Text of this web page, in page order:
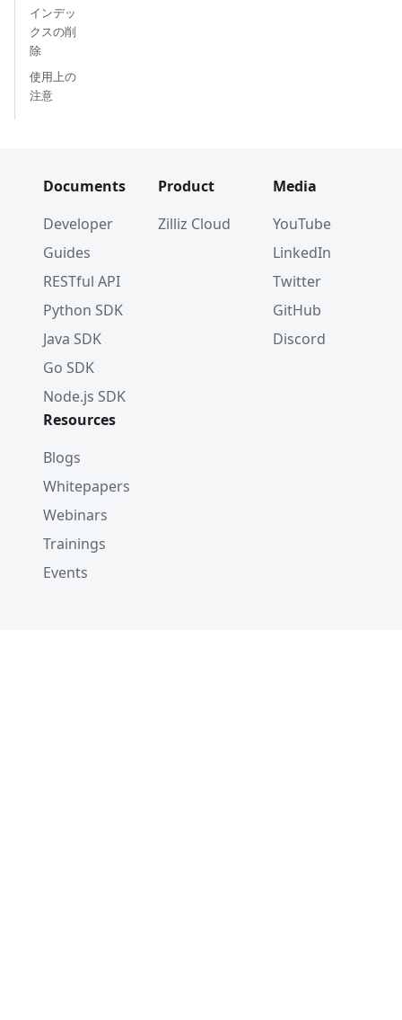
インデッ
クスの削
除
使用上の
注意
Documents
Developer
Guides
RESTful API
Python SDK
Java SDK
Go SDK
Node.js SDK
Product
Zilliz Cloud
Media
YouTube
LinkedIn
Twitter
GitHub
Discord
Resources
Blogs
Whitepapers
Webinars
Trainings
Events